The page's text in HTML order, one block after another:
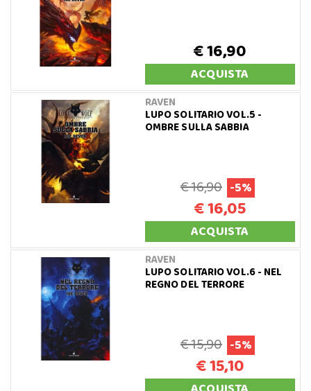
€ 16,90
ACQUISTA
RAVEN
LUPO SOLITARIO VOL.5 -
OMBRE SULLA SABBIA
€ 16,90 -5%
€ 16,05
ACQUISTA
RAVEN
LUPO SOLITARIO VOL.6 - NEL
REGNO DEL TERRORE
€ 15,90 -5%
€ 15,10